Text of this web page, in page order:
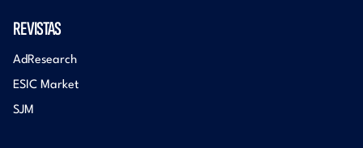
REVISTAS
AdResearch
ESIC Market
SJM